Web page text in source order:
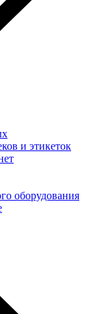
и этикеток
оборудования